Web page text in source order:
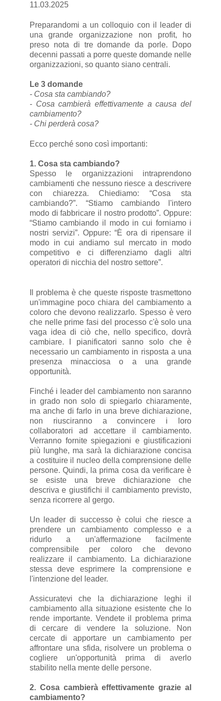
11.03.2025
Preparandomi a un colloquio con il leader di
una grande organizzazione non profit, ho
preso nota di tre domande da porle. Dopo
decenni passati a porre queste domande nelle
organizzazioni, so quanto siano centrali.
Le 3 domande
- Cosa sta cambiando?
- Cosa cambierà effettivamente a causa del
cambiamento?
- Chi perderà cosa?
Ecco perché sono così importanti:
1. Cosa sta cambiando?
Spesso le organizzazioni intraprendono
cambiamenti che nessuno riesce a descrivere
con chiarezza. Chiediamo: “Cosa sta
cambiando?”. “Stiamo cambiando l'intero
modo di fabbricare il nostro prodotto”. Oppure:
“Stiamo cambiando il modo in cui forniamo i
nostri servizi”. Oppure: “È ora di ripensare il
modo in cui andiamo sul mercato in modo
competitivo e ci differenziamo dagli altri
operatori di nicchia del nostro settore”.
Il problema è che queste risposte trasmettono
un'immagine poco chiara del cambiamento a
coloro che devono realizzarlo. Spesso è vero
che nelle prime fasi del processo c'è solo una
vaga idea di ciò che, nello specifico, dovrà
cambiare. I pianificatori sanno solo che è
necessario un cambiamento in risposta a una
presenza minacciosa o a una grande
opportunità.
Finché i leader del cambiamento non saranno
in grado non solo di spiegarlo chiaramente,
ma anche di farlo in una breve dichiarazione,
non riusciranno a convincere i loro
collaboratori ad accettare il cambiamento.
Verranno fornite spiegazioni e giustificazioni
più lunghe, ma sarà la dichiarazione concisa
a costituire il nucleo della comprensione delle
persone. Quindi, la prima cosa da verificare è
se esiste una breve dichiarazione che
descriva e giustifichi il cambiamento previsto,
senza ricorrere al gergo.
Un leader di successo è colui che riesce a
prendere un cambiamento complesso e a
ridurlo a un'affermazione facilmente
comprensibile per coloro che devono
realizzare il cambiamento. La dichiarazione
stessa deve esprimere la comprensione e
l'intenzione del leader.
Assicuratevi che la dichiarazione leghi il
cambiamento alla situazione esistente che lo
rende importante. Vendete il problema prima
di cercare di vendere la soluzione. Non
cercate di apportare un cambiamento per
affrontare una sfida, risolvere un problema o
cogliere un'opportunità prima di averlo
stabilito nella mente delle persone.
2. Cosa cambierà effettivamente grazie al
cambiamento?